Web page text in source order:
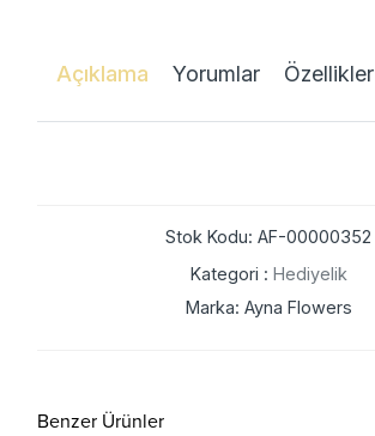
Açıklama Yorumlar Özellikler
Stok Kodu: AF-00000352
Kategori : Hediyelik
Marka: Ayna Flowers
Benzer Ürünler